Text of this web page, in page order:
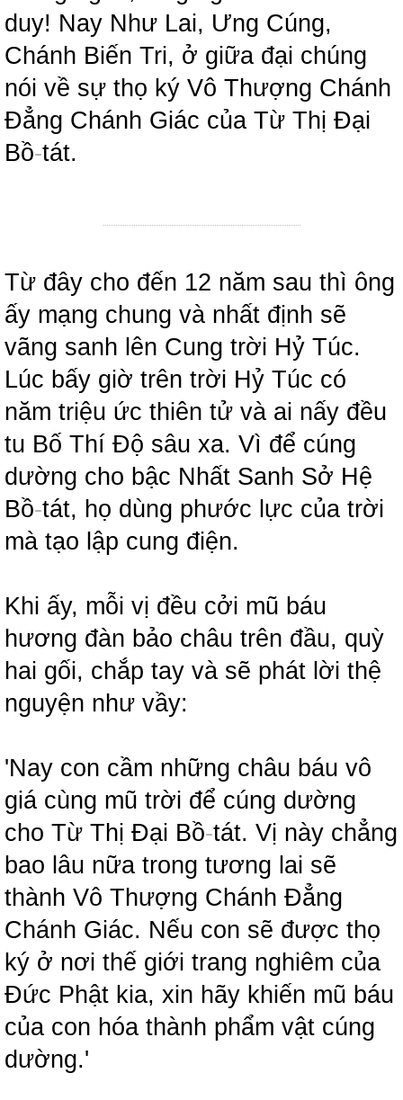
duy! Nay Như Lai, Ưng Cúng,
Chánh Biến Tri, ở giữa đại chúng
nói về sự thọ ký Vô Thượng Chánh
Đẳng Chánh Giác của Từ Thị Đại
Bồ-tát.
Từ đây cho đến 12 năm sau thì ông
ấy mạng chung và nhất định sẽ
vãng sanh lên Cung trời Hỷ Túc.
Lúc bấy giờ trên trời Hỷ Túc có
năm triệu ức thiên tử và ai nấy đều
tu Bố Thí Độ sâu xa. Vì để cúng
dường cho bậc Nhất Sanh Sở Hệ
Bồ-tát, họ dùng phước lực của trời
mà tạo lập cung điện.
Khi ấy, mỗi vị đều cởi mũ báu
hương đàn bảo châu trên đầu, quỳ
hai gối, chắp tay và sẽ phát lời thệ
nguyện như vầy:
'Nay con cầm những châu báu vô
giá cùng mũ trời để cúng dường
cho Từ Thị Đại Bồ-tát. Vị này chẳng
bao lâu nữa trong tương lai sẽ
thành Vô Thượng Chánh Đẳng
Chánh Giác. Nếu con sẽ được thọ
ký ở nơi thế giới trang nghiêm của
Đức Phật kia, xin hãy khiến mũ báu
của con hóa thành phẩm vật cúng
dường.'